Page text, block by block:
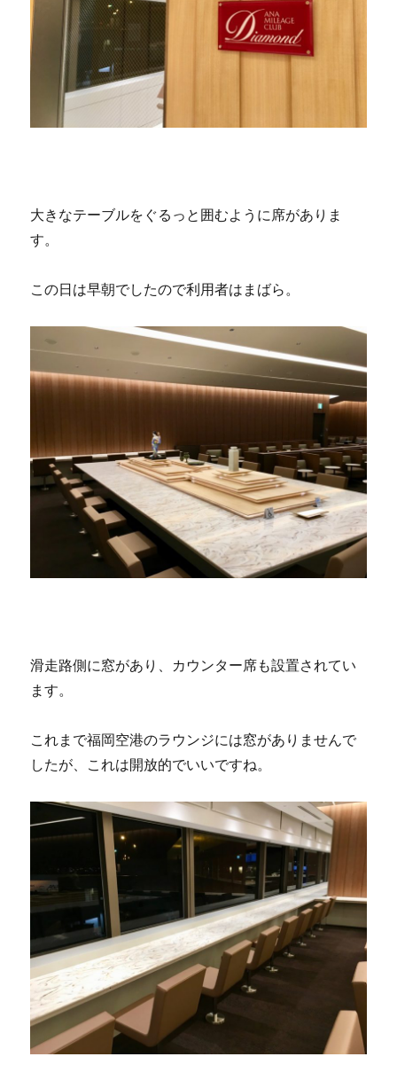
大きなテーブルをぐるっと囲むように席がありま
す。
この日は早朝でしたので利用者はまばら。
滑走路側に窓があり、カウンター席も設置されてい
ます。
これまで福岡空港のラウンジには窓がありませんで
したが、これは開放的でいいですね。